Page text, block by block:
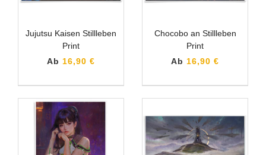
Jujutsu Kaisen Stillleben
Print
Ab 16,90 €
Chocobo an Stillleben
Print
Ab 16,90 €